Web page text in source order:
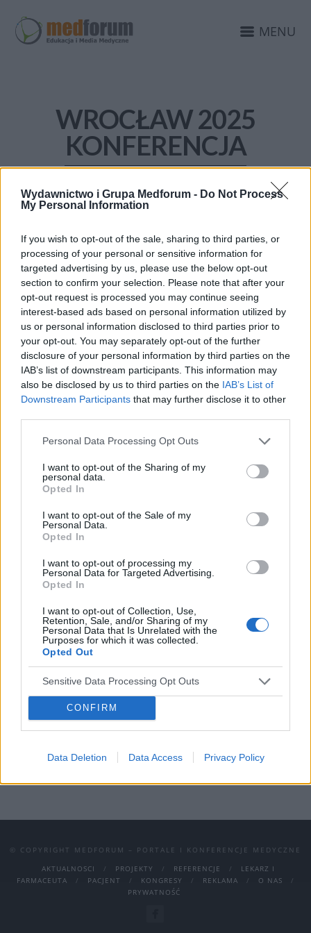
Wydawnictwo i Grupa Medforum - Do Not Process
My Personal Information
If you wish to opt-out of the sale, sharing to third parties, or
processing of your personal or sensitive information for
targeted advertising by us, please use the below opt-out
section to confirm your selection. Please note that after your
opt-out request is processed you may continue seeing
interest-based ads based on personal information utilized by
us or personal information disclosed to third parties prior to
your opt-out. You may separately opt-out of the further
disclosure of your personal information by third parties on the
IAB’s list of downstream participants. This information may
also be disclosed by us to third parties on the IAB’s List of
Downstream Participants that may further disclose it to other
Personal Data Processing Opt Outs
I want to opt-out of the Sharing of my
personal data.
Opted In
I want to opt-out of the Sale of my
Personal Data.
Opted In
I want to opt-out of processing my
Personal Data for Targeted Advertising.
Opted In
I want to opt-out of Collection, Use,
Retention, Sale, and/or Sharing of my
Personal Data that Is Unrelated with the
Purposes for which it was collected.
Opted Out
Sensitive Data Processing Opt Outs
CONFIRM
Data Deletion Data Access Privacy Policy
MENU
WROCŁAW 2025
KONFERENCJA
14 STYCZNIA 2025
Objęliśmy patronatem
wydarzenie:
Psychogeriatria 2025
miesiące odbędzie się wydarzenie, które
Edukacja Medyczna. Tematyka 14–tej
Międzynarodowej Konferencji pt.:
„Psychogeriatria 2025. Stan obecny”
stanowi przegląd aktualnych koncepcji
patogenetycznych oraz możliwości terapii
starszym wieku.
© COPYRIGHT MEDFORUM – PORTALE I KONFERENCJE MEDYCZNE
AKTUALNOSCI
PROJEKTY REFERENCJE
LEKARZ I
FARMACEUTA
PACJENT KONGRESY REKLAMA
O NAS
PRYWATNOŚĆ